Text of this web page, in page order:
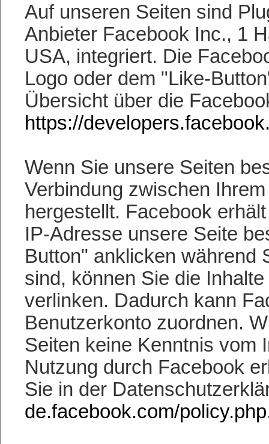
Auf unseren Seiten sind
Anbieter Facebook Inc., 1
USA, integriert. Die
Logo oder dem "Like-
Übersicht über die
https://
Wenn Sie unsere Seiten
Verbindung zwischen
hergestellt. Facebook
IP-Adresse unsere Seite
Button" anklicken während
sind, können Sie die
verlinken. Dadurch kann
Benutzerkonto zuordnen.
Seiten keine Kenntnis vom
Nutzung durch Facebook
Sie in der
de.facebook.com/policy.php